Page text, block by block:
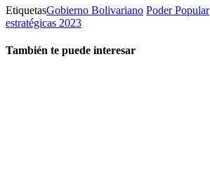
EtiquetasGobierno Bolivariano Poder Popular
estratégicas 2023
También te puede interesar